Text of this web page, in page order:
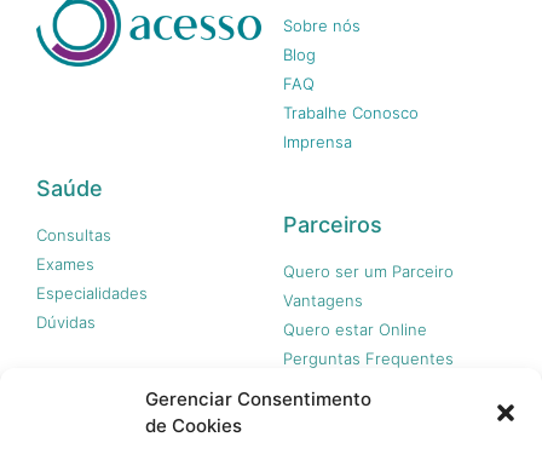
Gerenciar Consentimento
de Cookies
Sobre nós
Blog
FAQ
Trabalhe Conosco
Imprensa
Saúde
Consultas
Exames
Especialidades
Dúvidas
Parceiros
Quero ser um Parceiro
Vantagens
Quero estar Online
Perguntas Frequentes